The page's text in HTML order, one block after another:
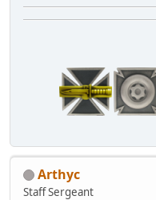
Arthyc
Staff Sergeant